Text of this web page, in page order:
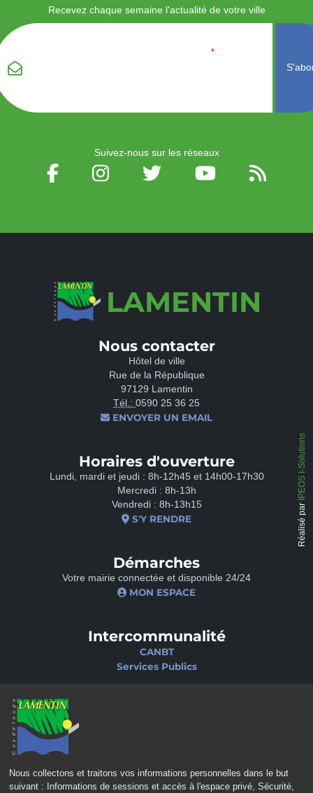
Nous collectons et traitons vos informations personnelles dans le but
suivant :
Informations de sessions et accès à l'espace privé, Sécurité,
LAMENTIN
Nous contacter
Hôtel de ville
Rue de la République
97129 Lamentin
Tél.: 0590 25 36 25
ENVOYER UN EMAIL
Horaires d'ouverture
Lundi, mardi et jeudi : 8h-12h45 et 14h00-17h30
Mercredi : 8h-13h
Vendredi : 8h-13h15
S'Y RENDRE
Démarches
Votre mairie connectée et disponible 24/24
MON ESPACE
Intercommunalité
CANBT
Services Publics
Ciné-Théâtre
Recevez chaque semaine l'actualité de votre ville
*
Suivez-nous sur les réseaux
Réalisé par
IPEOS I-Solutions